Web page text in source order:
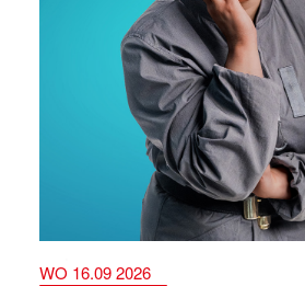
WO 16.09 2026